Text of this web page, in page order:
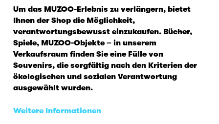
Um das MUZOO-Erlebnis zu verlängern, bietet
Ihnen der Shop die Möglichkeit,
verantwortungsbewusst einzukaufen. Bücher,
Spiele, MUZOO-Objekte – in unserem
Verkaufsraum finden Sie eine Fülle von
Souvenirs, die sorgfältig nach den Kriterien der
ökologischen und sozialen Verantwortung
ausgewählt wurden.
Weitere Informationen